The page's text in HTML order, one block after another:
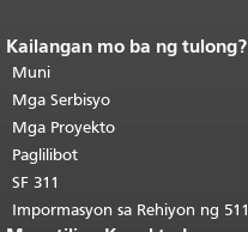
Katapusan ng nilalaman ng
pahina.
pahinang ito ay nauulit sa bawat
pahina.Bumalik sa tuktok ng
pangunahing nilalaman
Kailangan mo ba ng tulong?
Muni
Mga Serbisyo
Mga Proyekto
Paglilibot
SF 311
Impormasyon sa Rehiyon ng 511